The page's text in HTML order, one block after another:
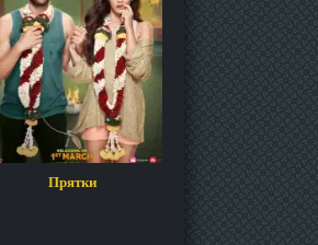
Прятки
Раненый:
(индийский